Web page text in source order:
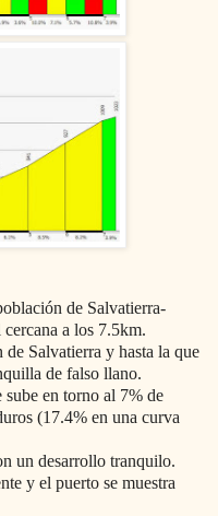
de Salvatierra-
a los 7.5km.
Salvatierra y hasta la que
de falso llano.
en torno al 7% de
(17.4% en una curva
un desarrollo tranquilo.
y el puerto se muestra